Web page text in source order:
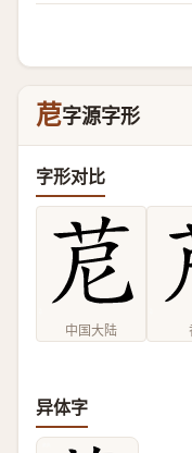
苨字源字形
字形对比
中国大陆
异体字